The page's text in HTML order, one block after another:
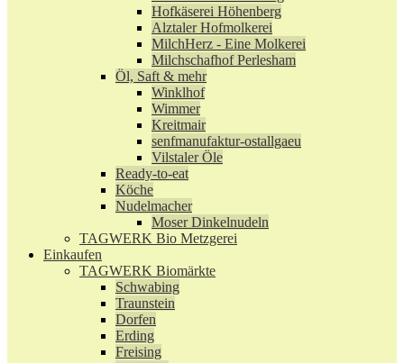
Hofkäserei Höhenberg
Alztaler Hofmolkerei
MilchHerz - Eine Molkerei
Milchschafhof Perlesham
Öl, Saft & mehr
Winklhof
Wimmer
Kreitmair
senfmanufaktur-ostallgaeu
Vilstaler Öle
Ready-to-eat
Köche
Nudelmacher
Moser Dinkelnudeln
TAGWERK Bio Metzgerei
Einkaufen
TAGWERK Biomärkte
Schwabing
Traunstein
Dorfen
Erding
Freising